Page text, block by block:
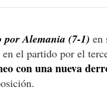
Alemania (7-1) en
el partido por el
con una nueva